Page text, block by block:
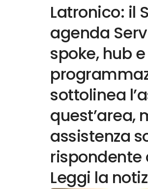
Latronico: il
agenda
spoke, hub
sottolinea
quest’area,
assistenza
rispondente
Leggi la